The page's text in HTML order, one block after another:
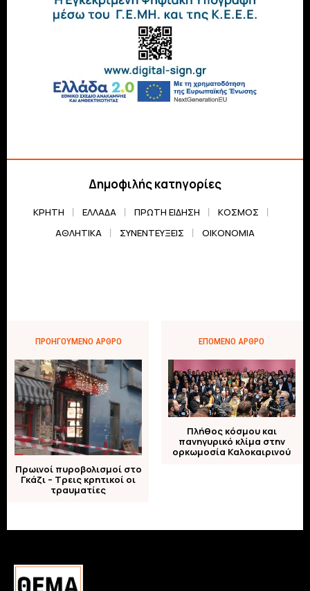
Δημοφιλής κατηγορίες
ΚΡΗΤΗ ΕΛΛΆΔΑ ΠΡΏΤΗ ΕΊΔΗΣΗ
ΚΌΣΜΟΣ
ΑΘΛΗΤΙΚΆ
ΣΥΝΕΝΤΕΎΞΕΙΣ ΟΙΚΟΝΟΜΊΑ
ΠΡΟΗΓΟΎΜΕΝΟ ΆΡΘΡΟ
Πρωινοί πυροβολισμοί στο
Γκάζι – Τρεις κρητικοί οι
τραυματίες
ΕΠΌΜΕΝΟ ΆΡΘΡΟ
Πλήθος κόσμου και
πανηγυρικό κλίμα στην
ορκωμοσία Καλοκαιρινού